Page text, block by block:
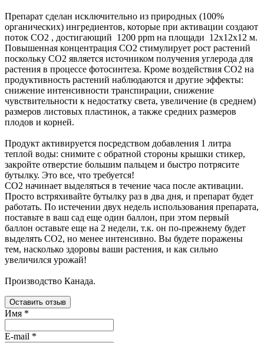
Препарат сделан исключительно из природных (100%
органических) ингредиентов, которые при активации создают
поток CO2 , достигающий 1200 ppm на площади 12x12x12 м.
Повышенная концентрация СО2 стимулирует рост растений
поскольку СО2 является источником получения углерода для
растения в процессе фотосинтеза. Кроме воздействия СО2 на
продуктивность растений наблюдаются и другие эффекты:
снижение интенсивности транспирации, снижение
чувствительности к недостатку света, увеличение (в среднем)
размеров листовых пластинок, а также средних размеров
плодов и корней.
Продукт активируется посредством добавления 1 литра
теплой воды: снимите с обратной стороны крышки стикер,
закройте отверстие большим пальцем и быстро потрясите
бутылку. Это все, что требуется!
CO2 начинает выделяться в течение часа после активации.
Просто встряхивайте бутылку раз в два дня, и препарат будет
работать. По истечении двух недель использования препарата,
поставьте в ваш сад еще один баллон, при этом первый
баллон оставьте еще на 2 недели, т.к. он по-прежнему будет
выделять CO2, но менее интенсивно. Вы будете поражены
тем, насколько здоровы ваши растения, и как сильно
увеличился урожай!
Производство Канада.
Оставить отзыв
Имя *
E-mail *